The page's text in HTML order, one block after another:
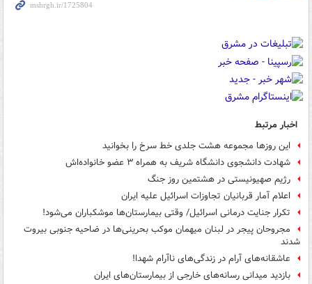
اخبار مرتبط
این روزها مجموعه هشت جلدی خط سرخ را بخوانید
شهادت دانشجوی دانشگاه شریف به همراه ۳ عضو خانواده‌اش
رژیم صهیونیستی در هشتمین روز جنگ
اعلام آمار قربانیان تجاوزات اسرائیل علیه ایران
تکرار جنایت درمانی اسرائیل/ ‌وقتی ‌بیمارستان‌ها موشکباران می‌شود!
مجروحان پیجر در لبنان میهمان موکب بحرینی‌ها در ضاحیه جنوبی بیروت
شدند
عاشقانه‌های آرام در زندگی‌های ناآرام شهدا!
بازدید میدانی رسانه‌های خارجی از بیمارستان‌های ایران